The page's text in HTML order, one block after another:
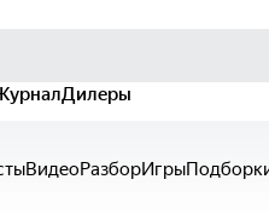
Дилеры
ВидеоРазборИгры